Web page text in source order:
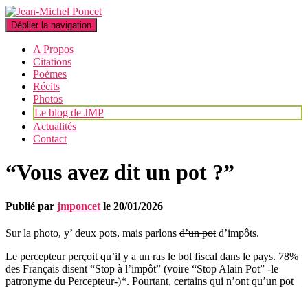
Déplier la navigation
A Propos
Citations
Poèmes
Récits
Photos
Le blog de JMP
Actualités
Contact
“Vous avez dit un pot ?”
Publié par jmponcet le 20/01/2026
Sur la photo, y’ deux pots, mais parlons d’un pot d’impôts.
Le percepteur perçoit qu’il y a un ras le bol fiscal dans le pays. 78%
des Français disent “Stop à l’impôt” (voire “Stop Alain Pot” -le
patronyme du Percepteur-)*. Pourtant, certains qui n’ont qu’un pot